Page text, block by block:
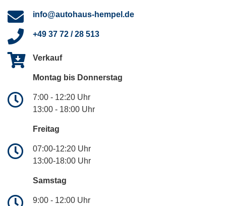
info@autohaus-hempel.de
+49 37 72 / 28 513
Verkauf
Montag bis Donnerstag
7:00 - 12:20 Uhr
13:00 - 18:00 Uhr
Freitag
07:00-12:20 Uhr
13:00-18:00 Uhr
Samstag
9:00 - 12:00 Uhr